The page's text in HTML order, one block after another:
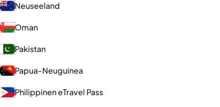
Neuseeland
Oman
Pakistan
Papua-Neuguinea
Philippinen eTravel Pass